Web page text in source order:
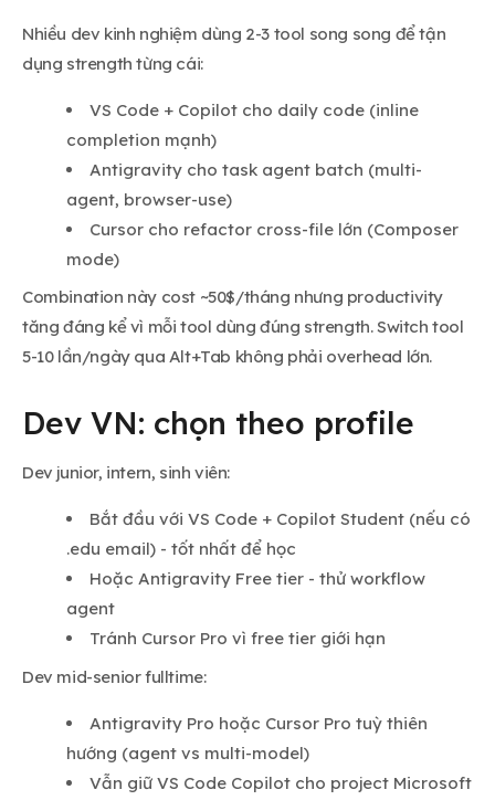
Nhiều dev kinh nghiệm dùng 2-3 tool song song để tận
dụng strength từng cái:
VS Code + Copilot cho daily code (inline
completion mạnh)
Antigravity cho task agent batch (multi-
agent, browser-use)
Cursor cho refactor cross-file lớn (Composer
mode)
Combination này cost ~50$/tháng nhưng productivity
tăng đáng kể vì mỗi tool dùng đúng strength. Switch tool
5-10 lần/ngày qua Alt+Tab không phải overhead lớn.
Dev VN: chọn theo profile
Dev junior, intern, sinh viên:
Bắt đầu với VS Code + Copilot Student (nếu có
.edu email) - tốt nhất để học
Hoặc Antigravity Free tier - thử workflow
agent
Tránh Cursor Pro vì free tier giới hạn
Dev mid-senior fulltime:
Antigravity Pro hoặc Cursor Pro tuỳ thiên
hướng (agent vs multi-model)
Vẫn giữ VS Code Copilot cho project Microsoft